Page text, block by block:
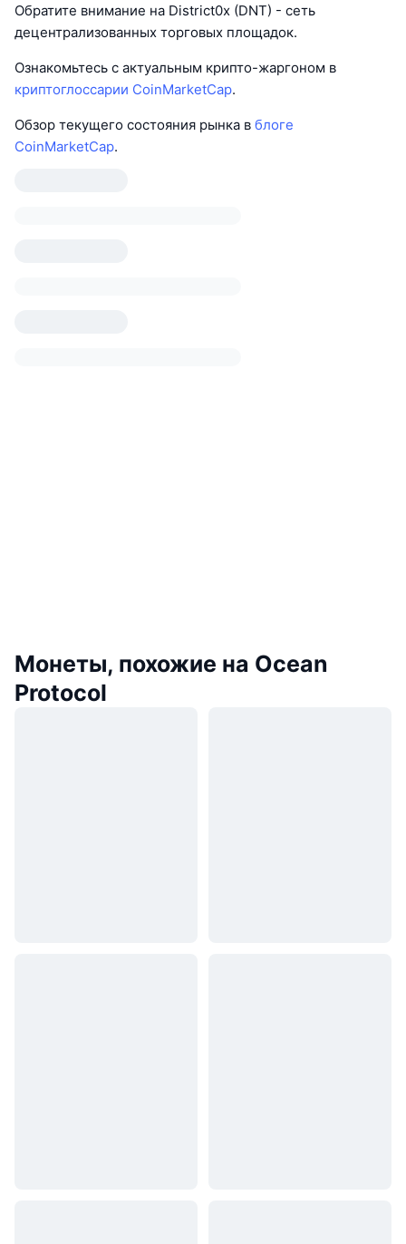
Обратите внимание на District0x (DNT) - сеть
децентрализованных торговых площадок.
Ознакомьтесь с актуальным крипто-жаргоном в
криптоглоссарии CoinMarketCap.
Обзор текущего состояния рынка в блоге
CoinMarketCap.
Монеты, похожие на Ocean
Protocol